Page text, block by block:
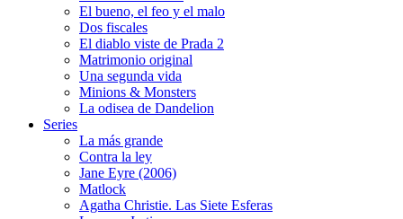
El bueno, el feo y el malo
Dos fiscales
El diablo viste de Prada 2
Matrimonio original
Una segunda vida
Minions & Monsters
La odisea de Dandelion
Series
La más grande
Contra la ley
Jane Eyre (2006)
Matlock
Agatha Christie. Las Siete Esferas